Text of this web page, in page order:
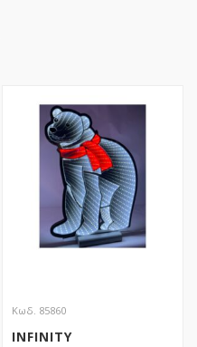
Κωδ. 85860
INFINITY